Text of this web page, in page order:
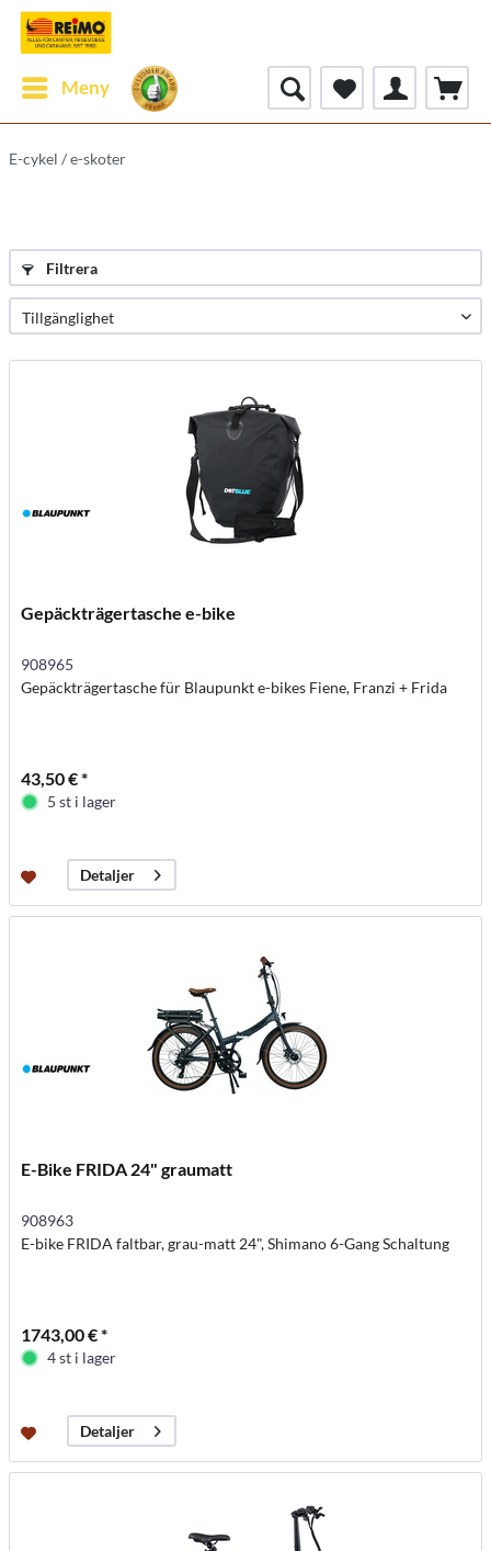
Meny
E-cykel / e-skoter
Filtrera
Gepäckträgertasche e-bike
908965
Gepäckträgertasche für Blaupunkt e-bikes Fiene, Franzi + Frida
43,50 € *
5 st i lager
Detaljer
E-Bike FRIDA 24" graumatt
908963
E-bike FRIDA faltbar, grau-matt 24", Shimano 6-Gang Schaltung
1743,00 € *
4 st i lager
Detaljer